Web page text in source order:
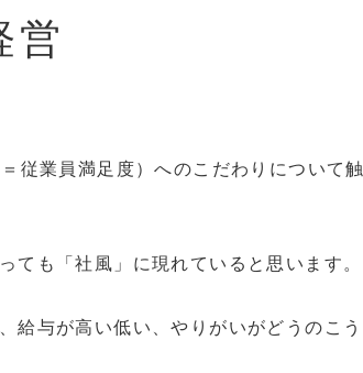
営
業員満足度）へのこだわりについて触
ても「社風」に現れていると思います。
給与が高い低い、やりがいがどうのこう